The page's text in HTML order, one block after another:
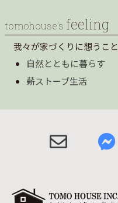
tomohouse’s feeling
我々が家づくりに想うこと
自然とともに暮らす
薪ストーブ生活